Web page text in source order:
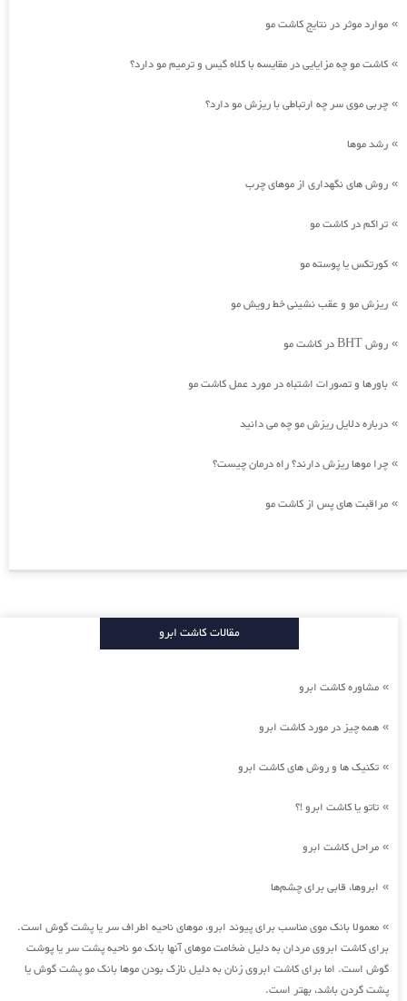
» موارد موثر در نتایج کاشت مو
» کاشت مو چه مزایایی در مقایسه با کلاه گیس و ترمیم مو دارد؟
» چربی موی سر چه ارتباطی با ریزش مو دارد؟
» رشد موها
» روش های نگهداری از موهای چرب
» تراکم در کاشت مو
» کورتکس یا پوسته مو
» ریزش مو و عقب نشینی خط رویش مو
» روش BHT در کاشت مو
» باورها و تصورات اشتباه در مورد عمل کاشت مو
» درباره دلایل ریزش مو چه می دانید
» چرا موها ریزش دارند؟ راه درمان چیست؟
» مراقبت های پس از کاشت مو
مقالات کاشت ابرو
» مشاوره کاشت ابرو
» همه چیز در مورد کاشت ابرو
» تکنیک ها و روش های کاشت ابرو
» تاتو یا کاشت ابرو !؟
» مراحل کاشت ابرو
» ابروها، قابی برای چشم‌ها
» معمولا بانک موی مناسب برای پیوند ابرو، موهای ناحیه اطراف سر یا پشت گوش است.
برای کاشت ابروی مردان به دلیل ضخامت موهای آنها بانک مو ناحیه پشت سر یا پوشت
گوش است. اما برای کاشت ابروی زنان به دلیل نازک بودن موها بانک مو پشت گوش یا
پشت گردن باشد، بهتر است.